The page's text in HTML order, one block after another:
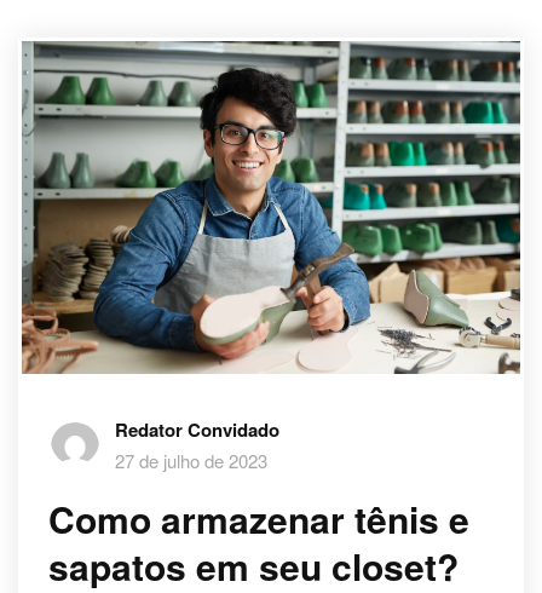
Redator Convidado
27 de julho de 2023
Como armazenar tênis e
sapatos em seu closet?